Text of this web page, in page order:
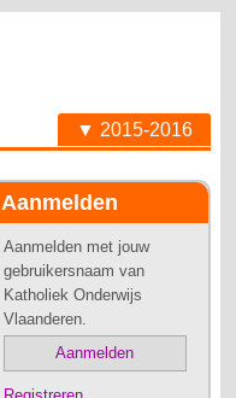
▼ 2015-2016
Aanmelden
Aanmelden met jouw
gebruikersnaam van
Katholiek Onderwijs
Vlaanderen.
Aanmelden